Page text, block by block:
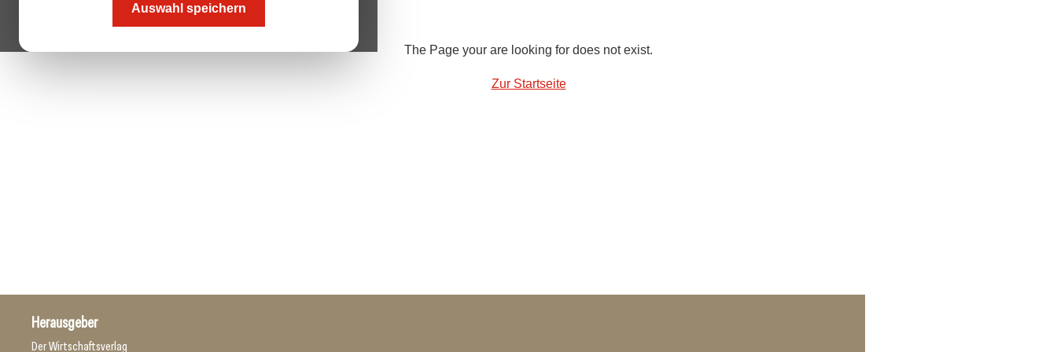
Auswahl speichern
The Page your are looking for does not exist.
Zur Startseite
Herausgeber
Der Wirtschaftsverlag